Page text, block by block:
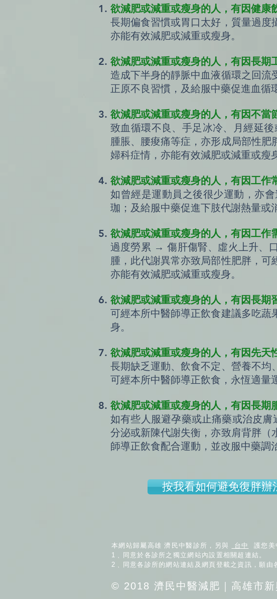
欲減肥或減重或瘦身的人，有因健康
長期偏食習慣或胃口太好，質量過度
亦能有效減肥或減重或瘦身。
欲減肥或減重或瘦身的人，有因長期
造成下半身的靜脈中血液循環之回
正原不良習慣，及給服中藥促進血循
欲減肥或減重或瘦身的人，有因不當
致血循環不良、手足冰冷、月經延
腫脹、腰痠痛等症，亦形成局部性
婦科症情，亦能有效減肥或減重或瘦
欲減肥或減重或瘦身的人，有因工作
如曾經是運動員之後很少運動，亦
珈；及給服中藥促進下肢代謝熱量或
欲減肥或減重或瘦身的人，有因工作
過度勞累 → 傷肝傷腎、虛火上升、
腫，此代謝異常亦致局部性肥胖，可
亦能有效減肥或減重或瘦身。
欲減肥或減重或瘦身的人，有因長期
可經本所中醫師導正飲食建議多吃
身。
欲減肥或減重或瘦身的人，有因先天
長期缺乏運動、飲食不定、營養不均
可經本所中醫師導正飲食，永恆適量
欲減肥或減重或瘦身的人，有因長期
如有些人服避孕藥或止痛藥或治皮
分泌或新陳代謝失衡，亦致肩背胖
師導正飲食配合運動，並改服中藥調
按我看如何避免復胖辦
本網站歸屬高雄 濟民中醫診所，另與 台中
護您美
1﹑同意於各診所之獨立網站內設置相關超連結。
2﹑同意各診所的網站連結及網頁登載之資訊，願由
© 2018 濟民中醫減肥｜高雄市